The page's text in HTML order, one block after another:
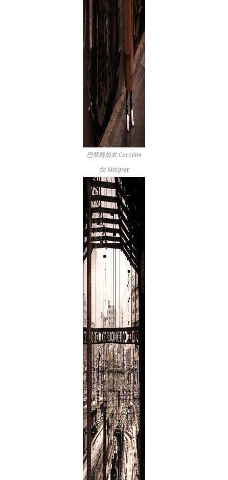
巴黎時尚女 Caroline
de Maigret